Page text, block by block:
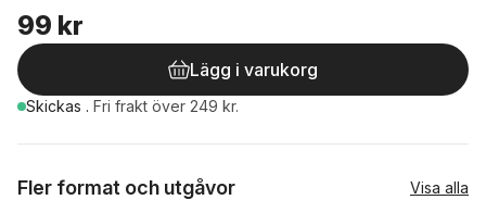
99 kr
Lägg i varukorg
Skickas . Fri frakt över 249 kr.
Fler format och utgåvor Visa alla